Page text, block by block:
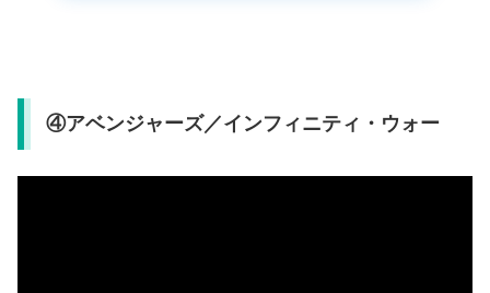
④アベンジャーズ／インフィニティ・ウォー